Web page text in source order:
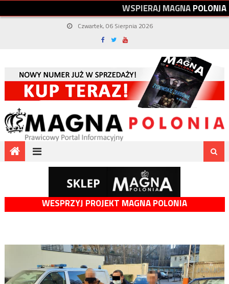
WSPIERAJMAGNAPOLONIA
Czwartek, 06 Sierpnia 2026
WESPRZYJ PROJEKT MAGNA POLONIA